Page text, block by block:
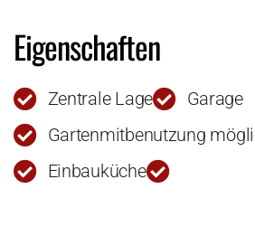
Eigenschaften
Zentrale Lage
Garage
Gartenmitbenutzung
Einbauküche